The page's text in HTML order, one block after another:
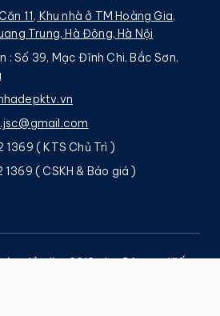
11, Khu nhà ở TM Hoàng Gia,
Trung, Hà Đông, Hà Nội
: Số 39, Mạc Đĩnh Chi, Bắc Sơn,
1369 ( KTS Chủ Trì )
( CSKH & Báo giá )
giả năm 2013 cho Công ty Kiến